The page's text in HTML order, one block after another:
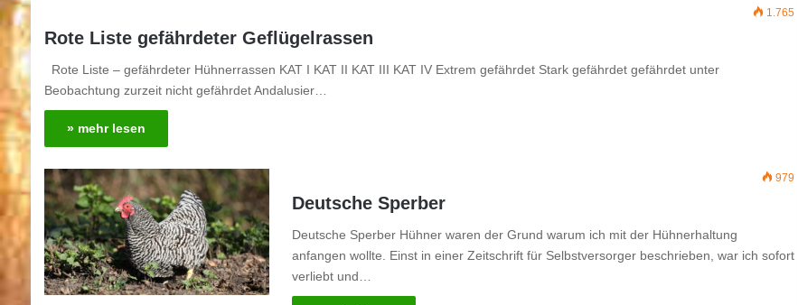
1.765
Rote Liste gefährdeter Geflügelrassen
Rote Liste – gefährdeter Hühnerrassen KAT I KAT II KAT III KAT IV Extrem gefährdet Stark gefährdet gefährdet unter
Beobachtung zurzeit nicht gefährdet Andalusier…
» mehr lesen
979
Deutsche Sperber
Deutsche Sperber Hühner waren der Grund warum ich mit der Hühnerhaltung
anfangen wollte. Einst in einer Zeitschrift für Selbstversorger beschrieben, war ich sofort
verliebt und…